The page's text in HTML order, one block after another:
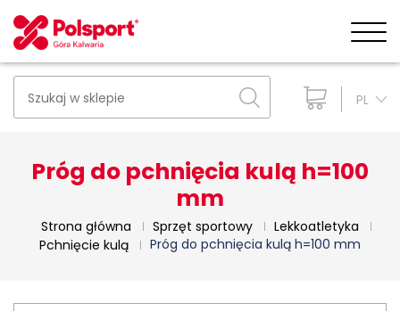
PL
Próg do pchnięcia kulą h=100
mm
Strona główna Sprzęt sportowy
Lekkoatletyka
Pchnięcie kulą
Próg do pchnięcia kulą h=100 mm